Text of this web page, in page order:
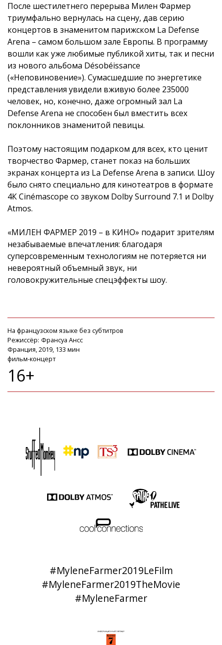
После шестилетнего перерыва Милен Фармер
триумфально вернулась на сцену, дав серию
концертов в знаменитом парижском La Defense
Arena – самом большом зале Европы. В программу
вошли как уже любимые публикой хиты, так и песни
из нового альбома Désobéissance
(«Неповиновение»). Сумасшедшие по энергетике
представления увидели вживую более 235000
человек, но, конечно, даже огромный зал La
Defense Arena не способен был вместить всех
поклонников знаменитой певицы.
Поэтому настоящим подарком для всех, кто ценит
творчество Фармер, станет показ на больших
экранах концерта из La Defense Arena в записи. Шоу
было снято специально для кинотеатров в формате
4К Cinémascope со звуком Dolby Surround 7.1 и Dolby
Atmos.
«МИЛЕН ФАРМЕР 2019 – в КИНО» подарит зрителям
незабываемые впечатления: благодаря
суперсовременным технологиям не потеряется ни
невероятный объемный звук, ни
головокружительные спецэффекты шоу.
На французском языке без субтитров
Режиссёр: Франсуа Ансс
Франция, 2019, 133 мин
фильм-концерт
16+
#MyleneFarmer2019LeFilm
#MyleneFarmer2019TheMovie
#MyleneFarmer